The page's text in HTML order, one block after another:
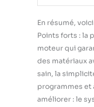
En résumé,
Points forts : la
moteur qui
des matériaux
sain, la
programmes et
améliorer : le